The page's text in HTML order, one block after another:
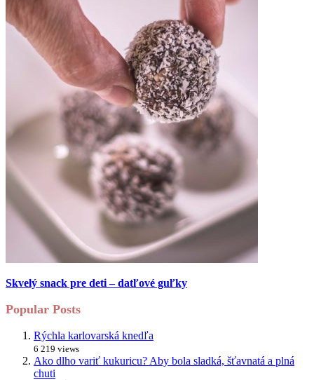
Skvelý snack pre deti – datľové guľky
Popular Posts
Rýchla karlovarská knedľa
6 219 views
Ako dlho variť kukuricu? Aby bola sladká, šťavnatá a plná
chuti